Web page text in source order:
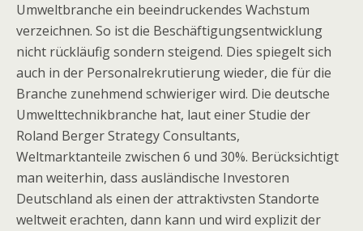
Umweltbranche ein beeindruckendes Wachstum
verzeichnen. So ist die Beschäftigungsentwicklung
nicht rückläufig sondern steigend. Dies spiegelt sich
auch in der Personalrekrutierung wieder, die für die
Branche zunehmend schwieriger wird. Die deutsche
Umwelttechnikbranche hat, laut einer Studie der
Roland Berger Strategy Consultants,
Weltmarktanteile zwischen 6 und 30%. Berücksichtigt
man weiterhin, dass ausländische Investoren
Deutschland als einen der attraktivsten Standorte
weltweit erachten, dann kann und wird explizit der